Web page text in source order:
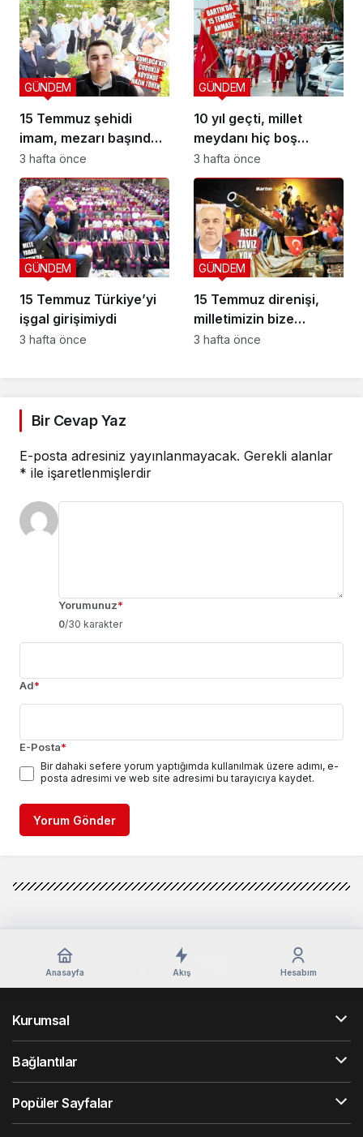
15 Temmuz şehidi
imam, mezarı başında
anıldı
GÜNDEM
3 hafta önce
10 yıl geçti, millet
meydanı hiç boş
bırakmadı
GÜNDEM
3 hafta önce
15 Temmuz Türkiye’yi
işgal girişimiydi
GÜNDEM
3 hafta önce
15 Temmuz direnişi,
milletimizin bize
yüklediği tarihi
GÜNDEM
3 hafta önce
Bir Cevap Yaz
E-posta adresiniz yayınlanmayacak. Gerekli alanlar
* ile işaretlenmişlerdir
Yorumunuz*
0/30 karakter
Ad*
E-Posta*
Bir dahaki sefere yorum yaptığımda kullanılmak üzere adımı, e-
posta adresimi ve web site adresimi bu tarayıcıya kaydet.
Yorum Gönder
Anasayfa Akış Hesabım
Kurumsal
Bağlantılar
Popüler Sayfalar